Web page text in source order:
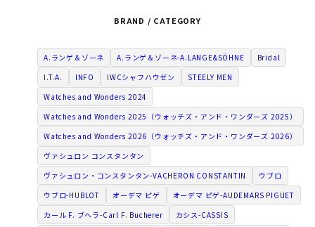
BRAND / CATEGORY
A.ランゲ＆ゾーネ A.ランゲ＆ゾーネ-A.LANGE&SÖHNE
Bridal
I.T.A.
INFO IWCシャフハウゼン
STEELY MEN
Watches and Wonders 2024
Watches and Wonders 2025（ウォッチズ・アンド・ワンダーズ 2025）
Watches and Wonders 2026（ウォッチズ・アンド・ワンダーズ 2026）
ヴァシュロン コンスタンタン
ヴァシュロン・コンスタンタン-VACHERON CONSTANTIN
ウブロ
ウブロ-HUBLOT
オーデマ ピゲ
オーデマ ピゲ-AUDEMARS PIGUET
カール F. ブヘラ-Carl F. Bucherer
カシス-CASSIS